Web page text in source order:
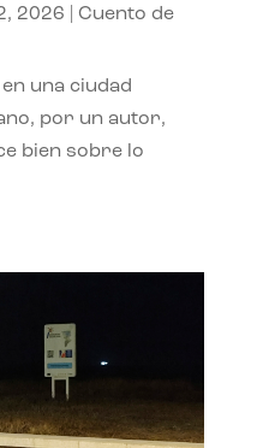
2026
Cuento de
una ciudad
por un autor,
bien sobre lo